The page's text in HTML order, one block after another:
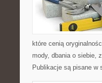
które cenią
mody, dbania o siebie,
Publikacje są pisane